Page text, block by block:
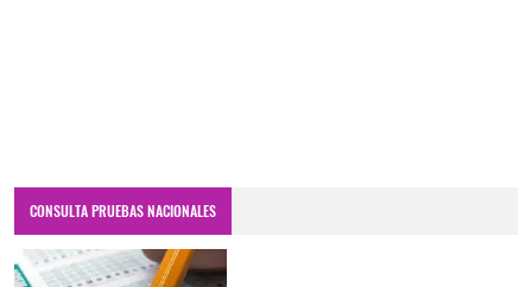
CONSULTA PRUEBAS NACIONALES